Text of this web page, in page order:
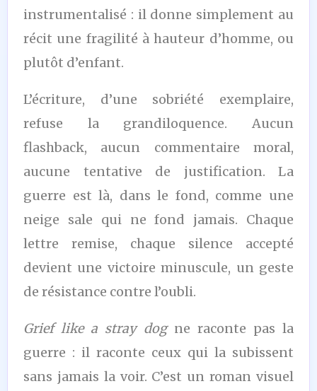
instrumentalisé : il donne simplement au
récit une fragilité à hauteur d’homme, ou
plutôt d’enfant.
L’écriture, d’une sobriété exemplaire,
refuse la grandiloquence. Aucun
flashback, aucun commentaire moral,
aucune tentative de justification. La
guerre est là, dans le fond, comme une
neige sale qui ne fond jamais. Chaque
lettre remise, chaque silence accepté
devient une victoire minuscule, un geste
de résistance contre l’oubli.
Grief like a stray dogne raconte pas la
guerre : il raconte ceux qui la subissent
sans jamais la voir. C’est un roman visuel